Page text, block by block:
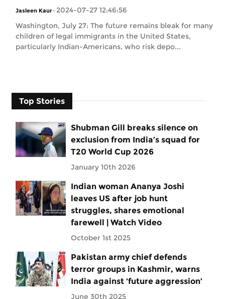
Jasleen Kaur- 2024-07-27 12:46:56
Washington, July 27: The future remains bleak for many
children of legal immigrants in the United States,
particularly Indian-Americans, who risk depo...
Top Stories
Shubman Gill breaks silence on
exclusion from India’s squad for
T20 World Cup 2026
January 10th 2026
Indian woman Ananya Joshi
leaves US after job hunt
struggles, shares emotional
farewell | Watch Video
October 1st 2025
Pakistan army chief defends
terror groups in Kashmir, warns
India against ‘future aggression’
June 30th 2025